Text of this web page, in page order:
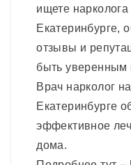
ищете
Екатеринбурге,
отзывы и
быть уверенным
Врач нарколог
Екатеринбурге
эффективное
дома.